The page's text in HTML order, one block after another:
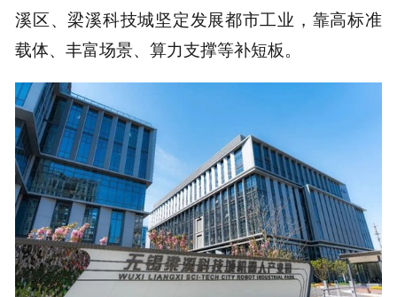
溪区、梁溪科技城坚定发展都市工业，靠高标准
载体、丰富场景、算力支撑等补短板。